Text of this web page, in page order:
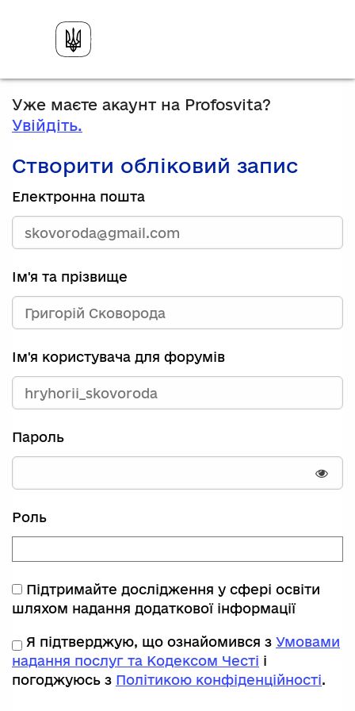
Уже маєте акаунт на Profosvita?
Увійдіть.
Створити обліковий запис
Електронна пошта
Ім'я та прізвище
Ім'я користувача для форумів
Пароль
Роль
Підтримайте дослідження у сфері освіти
шляхом надання додаткової інформації
Я підтверджую, що ознайомився з Умовами
надання послуг та Кодексом Честі і
погоджуюсь з Політикою конфіденційності.